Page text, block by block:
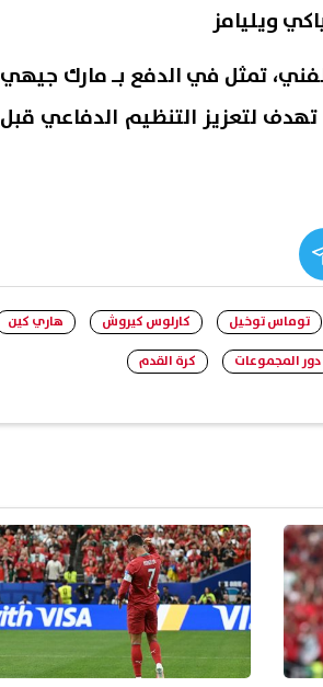
ويليامز
تمثل في الدفع بـ مارك جيهي
لتعزيز التنظيم الدفاعي قبل
توماس توخيل كارلوس كيروش
هاري كين
دور المجموعات كرة القدم